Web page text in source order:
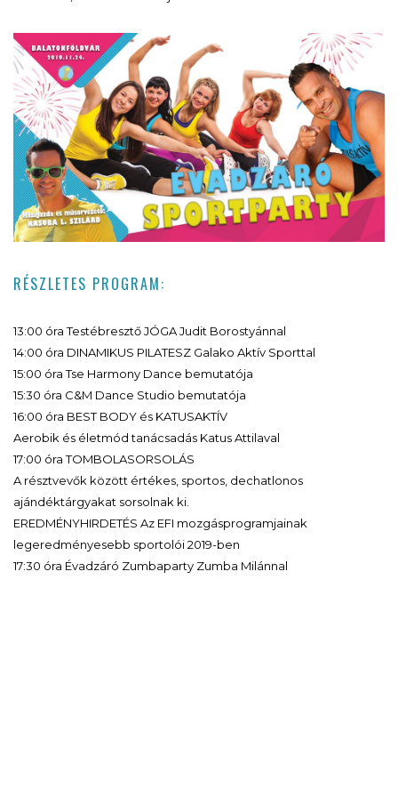
RÉSZLETES PROGRAM:
13:00 óra Testébresztő JÓGA Judit Borostyánnal
14:00 óra DINAMIKUS PILATESZ Galako Aktív Sporttal
15:00 óra Tse Harmony Dance bemutatója
15:30 óra C&M Dance Studio bemutatója
16:00 óra BEST BODY és KATUSAKTÍV
Aerobik és életmód tanácsadás Katus Attilaval
17:00 óra TOMBOLASORSOLÁS
A résztvevők között értékes, sportos, dechatlonos
ajándéktárgyakat sorsolnak ki.
EREDMÉNYHIRDETÉS Az EFI mozgásprogramjainak
legeredményesebb sportolói 2019-ben
17:30 óra Évadzáró Zumbaparty Zumba Milánnal